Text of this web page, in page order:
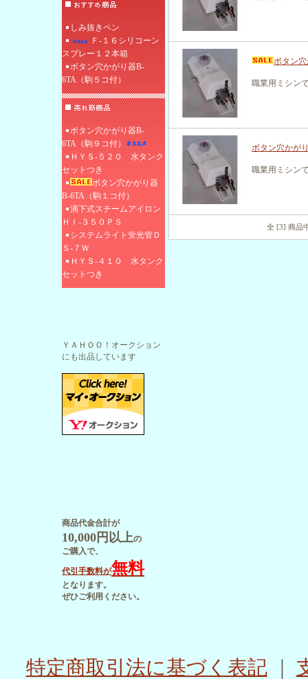
しみ抜きペン
Ｆ‐１６シリコーン
スプレー１２本箱
ボタン穴かがり器B-
6TA（駒５コ付）
ボタン穴かがり器B-
6TA（駒９コ付）
ＨＹＳ-５２０ 水タンク
セットつき
ボタン穴かがり器
B-6TA（駒１コ付）
滴下式スチームアイロン
ＨＩ‐３５０ＰＳ
システムライト蛍光管Ｄ
Ｓ-７Ｗ
ＨＹＳ-４１０ 水タンク
セットつき
ＹＡＨＯＯ！オークション
にも出品しています
商品代金合計が
10,000円以上の
ご購入で、
代引手数料が無料
となります。
ぜひご利用ください。
ボタン
職業用ミシン
ボタン穴かが
職業用ミシン
全 [3] 商品
特定商取引法に基づく表記｜